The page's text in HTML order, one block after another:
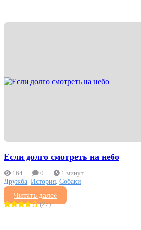
Если долго смотреть на небо
164 0 1 минут
Дружба, История, Собаки
Читать далее
(27)